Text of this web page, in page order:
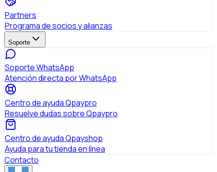
Partners
Programa de socios y alianzas
Soporte
Soporte WhatsApp
Atención directa por WhatsApp
Centro de ayuda Qpaypro
Resuelve dudas sobre Qpaypro
Centro de ayuda Qpayshop
Ayuda para tu tienda en línea
Contacto